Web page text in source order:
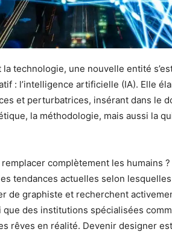
la technologie, une nouvelle entité
: l’intelligence artificielle (IA). Elle
et perturbatrices, insérant dans le
la méthodologie, mais aussi la
complètement les humains
tendances actuelles selon
de graphiste et recherchent
que des institutions spécialisées
rêves en réalité. Devenir designer